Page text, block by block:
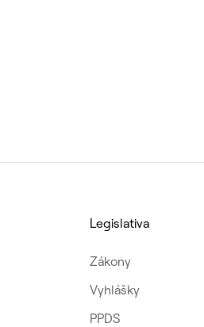
Legislativa
Zákony
Vyhlášky
PPDS